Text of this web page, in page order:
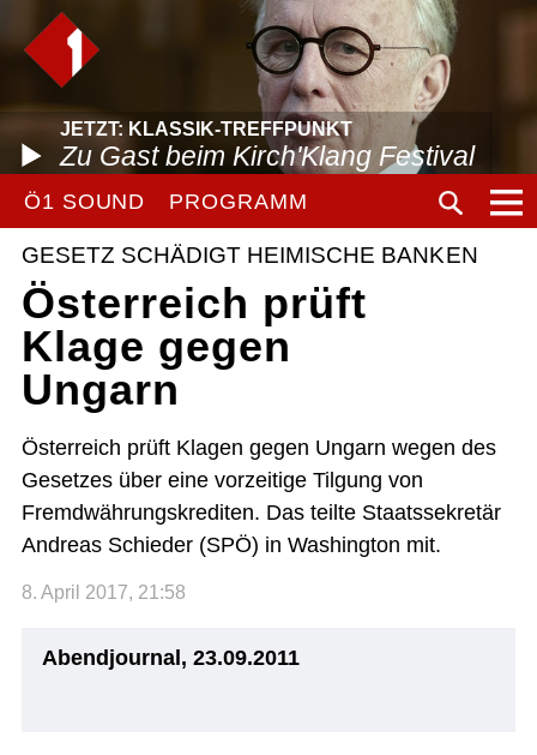
JETZT: KLASSIK-TREFFPUNKT
Zu Gast beim Kirch'Klang Festival
Ö1 SOUND PROGRAMM
GESETZ SCHÄDIGT HEIMISCHE BANKEN
Österreich prüft
Klage gegen
Ungarn
Österreich prüft Klagen gegen Ungarn wegen des
Gesetzes über eine vorzeitige Tilgung von
Fremdwährungskrediten. Das teilte Staatssekretär
Andreas Schieder (SPÖ) in Washington mit.
8. April 2017, 21:58
Abendjournal, 23.09.2011